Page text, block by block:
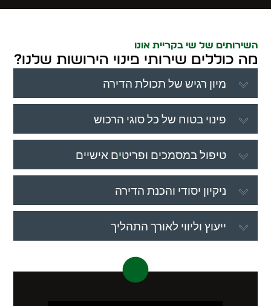
השירותים של שי בקריית אונו
מה כוללים שירותי פינוי הירושות שלנו?
מיון רגיש של תכולת הדירה
פינוי בטוח של כל סוגי הרכוש
טיפול במסמכים ופריטים אישיים
ניקיון יסודי והכנת הדירה
ייעוץ וליווי לאורך התהליך